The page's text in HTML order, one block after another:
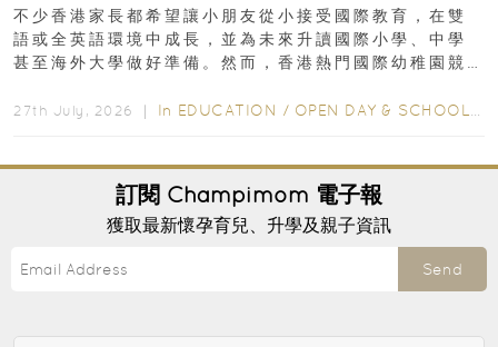
不少香港家長都希望讓小朋友從小接受國際教育，在雙
語或全英語環境中成長，並為未來升讀國際小學、中學
甚至海外大學做好準備。然而，香港熱門國際幼稚園競
27th July, 2026 ｜ In EDUCATION / OPEN DAY & SCHOOL EVENTS
訂閱 Champimom 電子報
獲取最新懷孕育兒、升學及親子資訊
Send